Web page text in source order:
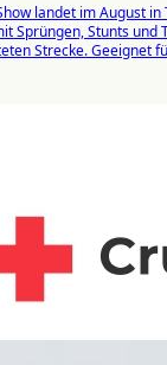
landet im August in
Sprüngen, Stunts und
Strecke. Geeignet